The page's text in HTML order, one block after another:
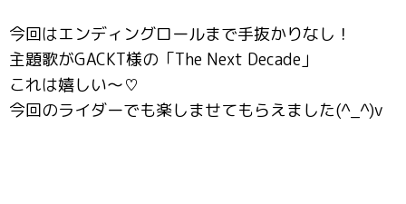
今回はエンディングロールまで手抜かりなし！
主題歌がGACKT様の「The Next Decade」
これは嬉しい～♡
今回のライダーでも楽しませてもらえました(^_^)v